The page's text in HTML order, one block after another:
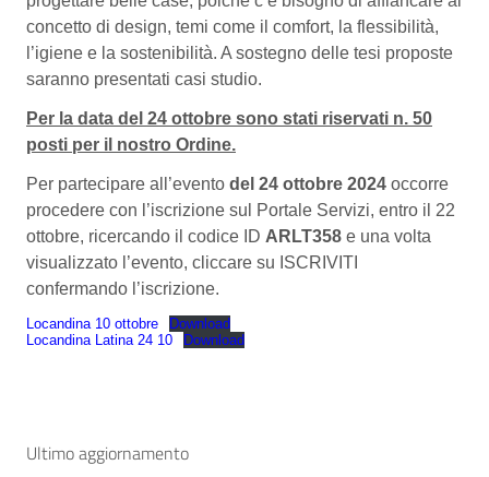
concetto di design, temi come il comfort, la flessibilità,
l’igiene e la sostenibilità. A sostegno delle tesi proposte
saranno presentati casi studio.
Per la data del 24 ottobre sono stati riservati n. 50
posti per il nostro Ordine.
Per partecipare all’evento del 24 ottobre 2024 occorre
procedere con l’iscrizione sul Portale Servizi, entro il 22
ottobre, ricercando il codice ID ARLT358 e una volta
visualizzato l’evento, cliccare su ISCRIVITI
confermando l’iscrizione.
Locandina 10 ottobre
Download
Locandina Latina 24 10
Download
Ultimo aggiornamento